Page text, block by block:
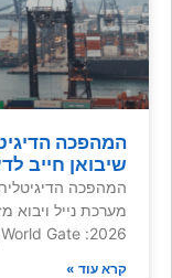
המהפכה
שיבואן חייב
מערכת נייל ויבוא
2026: World Gate, מערכת נייל והסדרת יבוא מזון רגיש
קרא עוד »